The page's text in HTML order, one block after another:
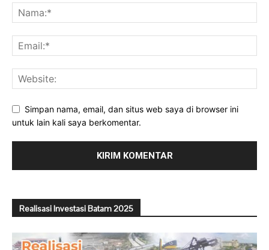
Simpan nama, email, dan situs web saya di browser ini
untuk lain kali saya berkomentar.
Realisasi Investasi Batam 2025